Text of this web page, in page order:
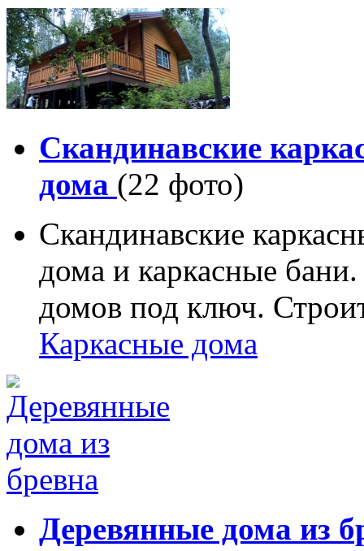
Скандинавские
дома (22 фото)
Скандинавские
дома и каркасные
домов под ключ.
Каркасные дома
Деревянные дома из